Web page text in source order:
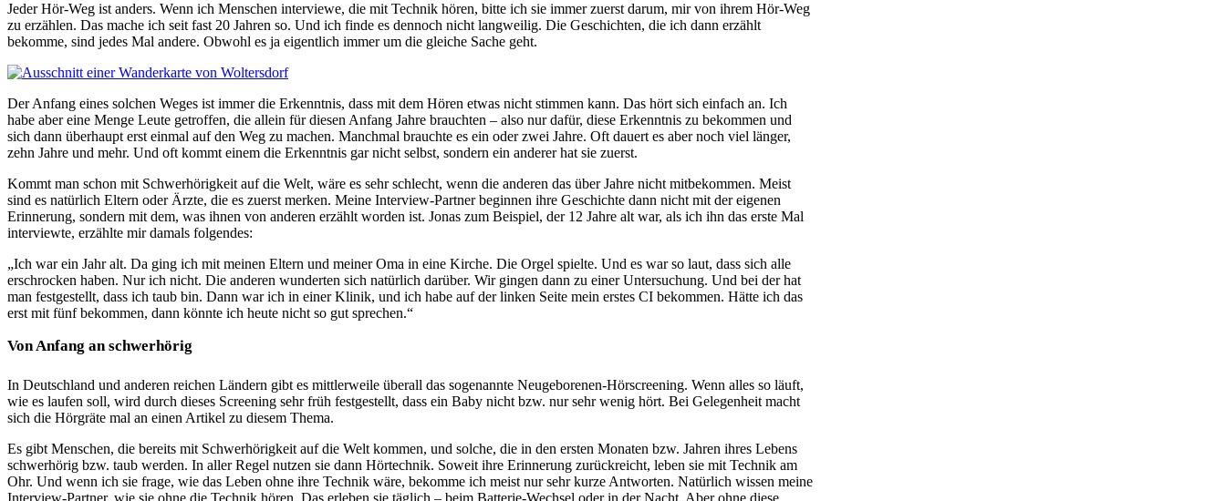
Jeder Hör-Weg ist anders. Wenn ich Menschen interviewe, die mit Technik hören, bitte ich sie immer zuerst darum, mir von ihrem Hör-Weg
zu erzählen. Das mache ich seit fast 20 Jahren so. Und ich finde es dennoch nicht langweilig. Die Geschichten, die ich dann erzählt
bekomme, sind jedes Mal andere. Obwohl es ja eigentlich immer um die gleiche Sache geht.
Der Anfang eines solchen Weges ist immer die Erkenntnis, dass mit dem Hören etwas nicht stimmen kann. Das hört sich einfach an. Ich
habe aber eine Menge Leute getroffen, die allein für diesen Anfang Jahre brauchten – also nur dafür, diese Erkenntnis zu bekommen und
sich dann überhaupt erst einmal auf den Weg zu machen. Manchmal brauchte es ein oder zwei Jahre. Oft dauert es aber noch viel länger,
zehn Jahre und mehr. Und oft kommt einem die Erkenntnis gar nicht selbst, sondern ein anderer hat sie zuerst.
Kommt man schon mit Schwerhörigkeit auf die Welt, wäre es sehr schlecht, wenn die anderen das über Jahre nicht mitbekommen. Meist
sind es natürlich Eltern oder Ärzte, die es zuerst merken. Meine Interview-Partner beginnen ihre Geschichte dann nicht mit der eigenen
Erinnerung, sondern mit dem, was ihnen von anderen erzählt worden ist. Jonas zum Beispiel, der 12 Jahre alt war, als ich ihn das erste Mal
interviewte, erzählte mir damals folgendes:
„Ich war ein Jahr alt. Da ging ich mit meinen Eltern und meiner Oma in eine Kirche. Die Orgel spielte. Und es war so laut, dass sich alle
erschrocken haben. Nur ich nicht. Die anderen wunderten sich natürlich darüber. Wir gingen dann zu einer Untersuchung. Und bei der hat
man festgestellt, dass ich taub bin. Dann war ich in einer Klinik, und ich habe auf der linken Seite mein erstes CI bekommen. Hätte ich das
erst mit fünf bekommen, dann könnte ich heute nicht so gut sprechen.“
Von Anfang an schwerhörig
In Deutschland und anderen reichen Ländern gibt es mittlerweile überall das sogenannte Neugeborenen-Hörscreening. Wenn alles so läuft,
wie es laufen soll, wird durch dieses Screening sehr früh festgestellt, dass ein Baby nicht bzw. nur sehr wenig hört. Bei Gelegenheit macht
sich die Hörgräte mal an einen Artikel zu diesem Thema.
Es gibt Menschen, die bereits mit Schwerhörigkeit auf die Welt kommen, und solche, die in den ersten Monaten bzw. Jahren ihres Lebens
schwerhörig bzw. taub werden. In aller Regel nutzen sie dann Hörtechnik. Soweit ihre Erinnerung zurückreicht, leben sie mit Technik am
Ohr. Und wenn ich sie frage, wie das Leben ohne ihre Technik wäre, bekomme ich meist nur sehr kurze Antworten. Natürlich wissen meine